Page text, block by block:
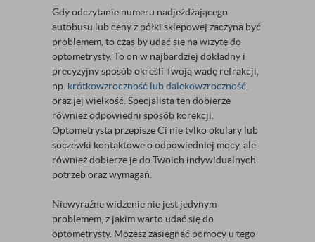
Gdy odczytanie numeru nadjeżdżającego
autobusu lub ceny z półki sklepowej zaczyna być
problemem, to czas by udać się na wizytę do
optometrysty. To on w najbardziej dokładny i
precyzyjny sposób określi Twoją wadę refrakcji,
np. krótkowzroczność lub dalekowzroczność,
oraz jej wielkość. Specjalista ten dobierze
również odpowiedni sposób korekcji.
Optometrysta przepisze Ci nie tylko okulary lub
soczewki kontaktowe o odpowiedniej mocy, ale
również dobierze je do Twoich indywidualnych
potrzeb oraz wymagań.
Niewyraźne widzenie nie jest jedynym
problemem, z jakim warto udać się do
optometrysty. Możesz zasięgnąć pomocy u tego